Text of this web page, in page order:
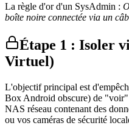
La règle d'or d'un SysAdmin :
boîte noire connectée via un
Étape 1 : Isoler
Virtuel)
L'objectif principal est
Box Android obscure) de
NAS réseau contenant des
ou vos caméras de sécurité